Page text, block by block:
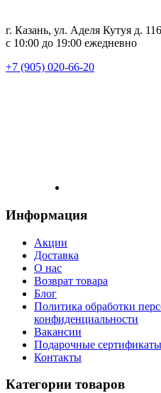
г. Казань, ул. Аделя Кутуя д.
с 10:00 до 19:00 ежедневно
+7 (905) 020-66-20
Информация
Акции
Доставка
О нас
Возврат товара
Блог
Политика обработки
конфиденциальности
Вакансии
Подарочные сертификаты
Контакты
Категории товаров